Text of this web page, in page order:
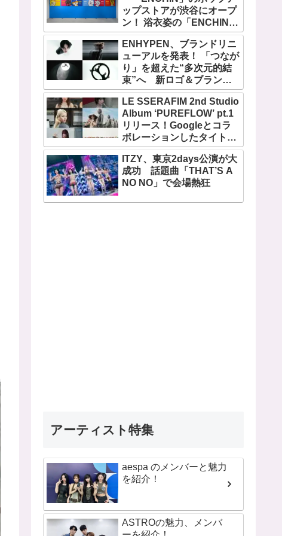
ップストアが渋谷にオープ
ン！ 浴衣姿の「ENCHIN」
が登場
ENHYPEN、ブランドリニ
ューアルを発表！ 「つなが
り」を超えた“多次元的結
束”へ 新ロゴ＆ブランド
フィルム公開
LE SSERAFIM 2nd Studio
Album ‘PUREFLOW’ pt.1
リリース！Googleとコラ
ボレーションしたタイトル
曲「BOOMPALA」MVも公
開
ITZY、東京2days公演が大
成功 話題曲「THAT’S A
NO NO」で会場熱狂
アーティスト特集
aespa のメンバーと魅力
を紹介！
ASTROの魅力、メンバ